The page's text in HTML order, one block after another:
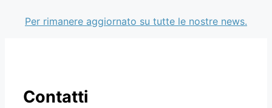
Per rimanere aggiornato su tutte le nostre news.
Contatti